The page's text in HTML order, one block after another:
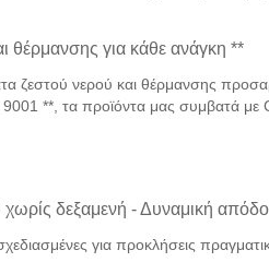
θέρμανσης για κάθε ανάγκη **
ζεστού νερού και θέρμανσης
**, τα προϊόντα μας συμβατά
δεξαμενή - Δυναμική
για προκλήσεις